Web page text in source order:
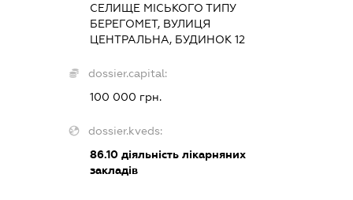
СЕЛИЩЕ МІСЬКОГО ТИПУ
БЕРЕГОМЕТ, ВУЛИЦЯ
ЦЕНТРАЛЬНА, БУДИНОК 12
dossier.capital:
100 000 грн.
dossier.kveds:
86.10діяльність лікарняних
закладів